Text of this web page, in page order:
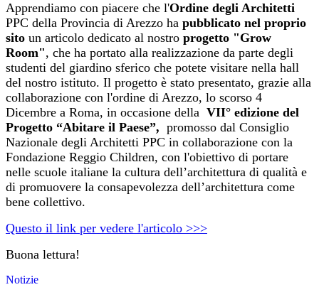
Apprendiamo con piacere che l'Ordine degli Architetti
PPC della Provincia di Arezzo ha pubblicato nel proprio
sito un articolo dedicato al nostro progetto "Grow
Room", che ha portato alla realizzazione da parte degli
studenti del giardino sferico che potete visitare nella hall
del nostro istituto. Il progetto è stato presentato, grazie alla
collaborazione con l'ordine di Arezzo, lo scorso 4
Dicembre a Roma, in occasione della VII° edizione del
Progetto “Abitare il Paese”, promosso dal Consiglio
Nazionale degli Architetti PPC in collaborazione con la
Fondazione Reggio Children, con l'obiettivo di portare
nelle scuole italiane la cultura dell’architettura di qualità e
di promuovere la consapevolezza dell’architettura come
bene collettivo.
Questo il link per vedere l'articolo >>>
Buona lettura!
Notizie